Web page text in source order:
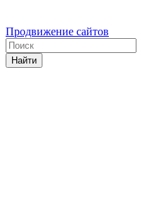
Продвижение сайтов
Найти